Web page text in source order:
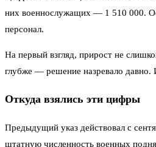
них военнослужащих — 1 510 000.
персонал.
На первый взгляд, прирост не
глубже — решение назревало давно.
Откуда взялись эти цифры
Предыдущий указ действовал с
штатную численность военных